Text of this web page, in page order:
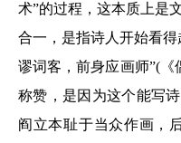
术”的过程，这本质上是
合一，是指诗人开始看
谬词客，前身应画师”(《
称赞，是因为这个能写
阎立本耻于当众作画，